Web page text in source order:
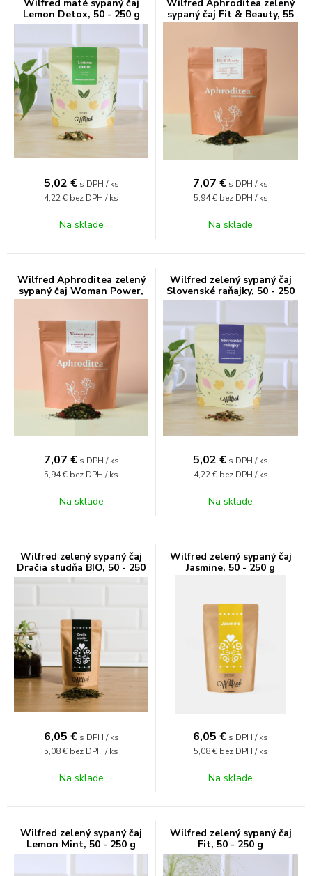
Wilfred maté sypaný čaj
Lemon Detox, 50 - 250 g
5,02 € s DPH / ks
4,22 € bez DPH / ks
Na sklade
Wilfred Aphroditea zelený
sypaný čaj Fit & Beauty, 55
g
7,07 € s DPH / ks
5,94 € bez DPH / ks
Na sklade
Wilfred Aphroditea zelený
sypaný čaj Woman Power,
50 g
7,07 € s DPH / ks
5,94 € bez DPH / ks
Na sklade
Wilfred zelený sypaný čaj
Slovenské raňajky, 50 - 250
g
5,02 € s DPH / ks
4,22 € bez DPH / ks
Na sklade
Wilfred zelený sypaný čaj
Dračia studňa BIO, 50 - 250
g
6,05 € s DPH / ks
5,08 € bez DPH / ks
Na sklade
Wilfred zelený sypaný čaj
Jasmine, 50 - 250 g
6,05 € s DPH / ks
5,08 € bez DPH / ks
Na sklade
Wilfred zelený sypaný čaj
Lemon Mint, 50 - 250 g
Wilfred zelený sypaný čaj
Fit, 50 - 250 g